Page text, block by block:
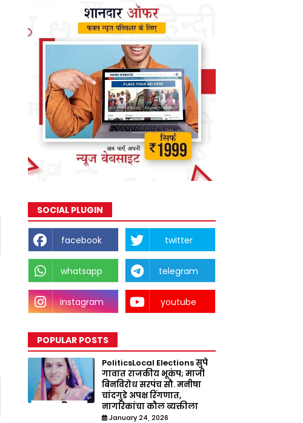
SOCIAL PLUGIN
facebook twitter
whatsapp telegram
instagram youtube
POPULAR POSTS
PoliticsLocal Elections सुपे
गावात राजकीय भूकंप; माजी
बिनविरोध सरपंच सौ. मनीषा
चांदगुडे अपक्ष रिंगणात,
नागरिकांचा कौल व्यक्तीला
January 24, 2026